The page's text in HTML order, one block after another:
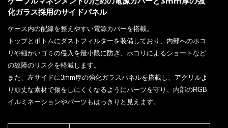
化ガラス採用のサイドパネル
ケース内の配線を整えやすい電源カバーを搭載。
トップとボトムにダストフィルターを装備しており、内部へのホコ
リや細かいゴミの侵入を最小限に防ぎ、ホコリによるショートなど
の故障のリスクを軽減します。
また、左サイドに3mm厚の強化ガラスパネルを搭載し、アクリルよ
り頑丈な素材で傷をしにくくなるようにパーツを守り、内部のRGB
イルミネーションやパーツもはっきりと見えます。